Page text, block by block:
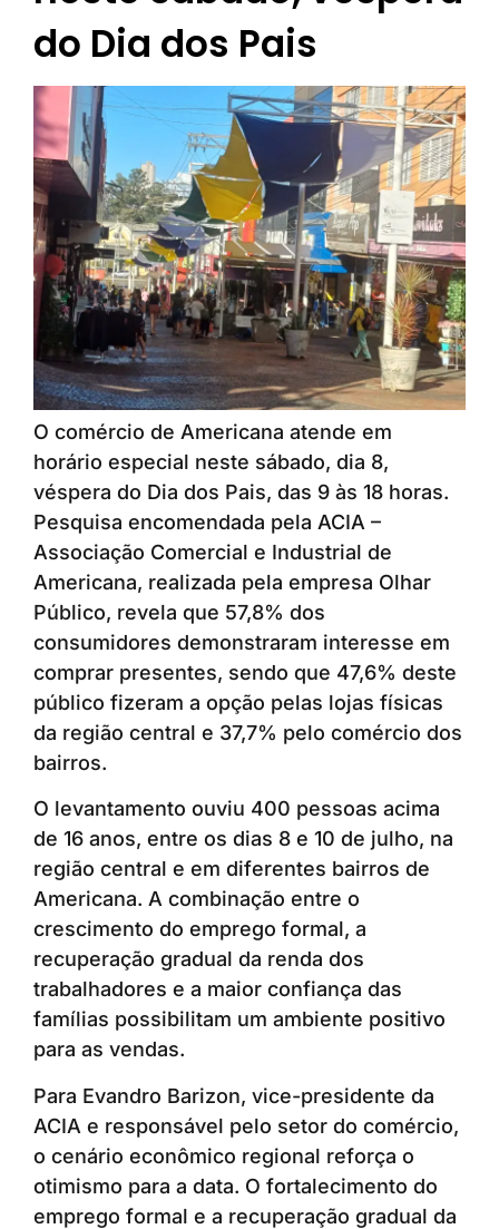
do Dia dos Pais
O comércio de Americana atende em
horário especial neste sábado, dia 8,
véspera do Dia dos Pais, das 9 às 18 horas.
Pesquisa encomendada pela ACIA –
Associação Comercial e Industrial de
Americana, realizada pela empresa Olhar
Público, revela que 57,8% dos
consumidores demonstraram interesse em
comprar presentes, sendo que 47,6% deste
público fizeram a opção pelas lojas físicas
da região central e 37,7% pelo comércio dos
bairros.
O levantamento ouviu 400 pessoas acima
de 16 anos, entre os dias 8 e 10 de julho, na
região central e em diferentes bairros de
Americana. A combinação entre o
crescimento do emprego formal, a
recuperação gradual da renda dos
trabalhadores e a maior confiança das
famílias possibilitam um ambiente positivo
para as vendas.
Para Evandro Barizon, vice-presidente da
ACIA e responsável pelo setor do comércio,
o cenário econômico regional reforça o
otimismo para a data. O fortalecimento do
emprego formal e a recuperação gradual da